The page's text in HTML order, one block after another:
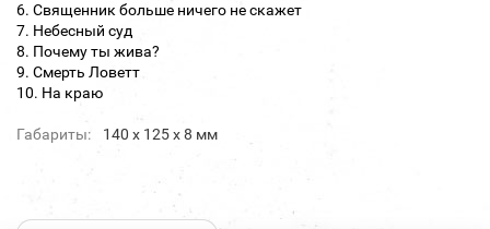
6. Священник больше ничего не скажет
7. Небесный суд
8. Почему ты жива?
9. Смерть Ловетт
10. На краю
Габариты: 140 х 125 х 8 мм